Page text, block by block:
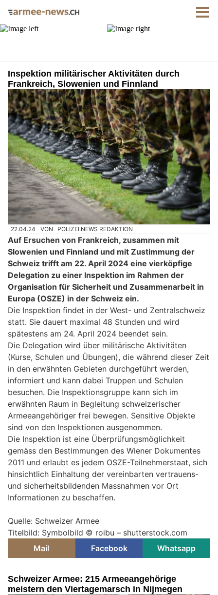
Inspektion militärischer Aktivitäten durch
Frankreich, Slowenien und Finnland
22.04.24 VON POLIZEI.NEWS REDAKTION
Auf Ersuchen von Frankreich, zusammen mit
Slowenien und Finnland und mit Zustimmung der
Schweiz trifft am 22. April 2024 eine vierköpfige
Delegation zu einer Inspektion im Rahmen der
Organisation für Sicherheit und Zusammenarbeit in
Europa (OSZE) in der Schweiz ein.
Die Inspektion findet in der West- und Zentralschweiz
statt. Sie dauert maximal 48 Stunden und wird
spätestens am 24. April 2024 beendet sein.
Die Delegation wird über militärische Aktivitäten
(Kurse, Schulen und Übungen), die während dieser Zeit
in den erwähnten Gebieten durchgeführt werden,
informiert und kann dabei Truppen und Schulen
besuchen. Die Inspektionsgruppe kann sich im
erwähnten Raum in Begleitung schweizerischer
Armeeangehöriger frei bewegen. Sensitive Objekte
sind von den Inspektionen ausgenommen.
Die Inspektion ist eine Überprüfungsmöglichkeit
gemäss den Bestimmungen des Wiener Dokumentes
2011 und erlaubt es jedem OSZE-Teilnehmerstaat, sich
hinsichtlich Einhaltung der vereinbarten vertrauens-
und sicherheitsbildenden Massnahmen vor Ort
Informationen zu beschaffen.
Quelle: Schweizer Armee
Titelbild: Symbolbild © roibu – shutterstock.com
Mail
Facebook Whatsapp
Schweizer Armee: 215 Armeeangehörige
meistern den Viertagemarsch in Nijmegen